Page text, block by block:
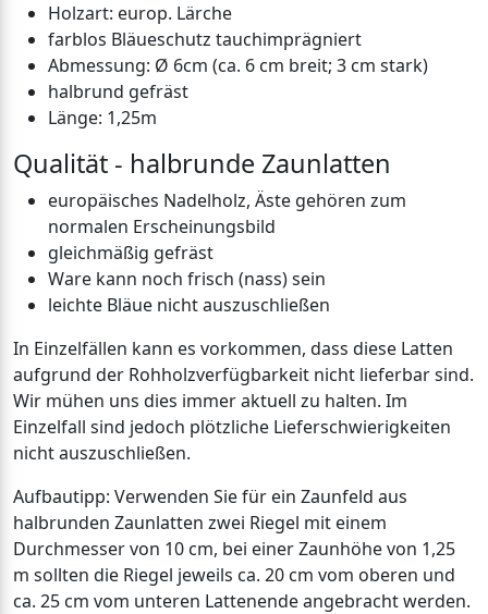
Holzart: europ. Lärche
farblos Bläueschutz tauchimprägniert
Abmessung: Ø 6cm (ca. 6 cm breit; 3 cm stark)
halbrund gefräst
Länge: 1,25m
Qualität - halbrunde Zaunlatten
europäisches Nadelholz, Äste gehören zum
normalen Erscheinungsbild
gleichmäßig gefräst
Ware kann noch frisch (nass) sein
leichte Bläue nicht auszuschließen
In Einzelfällen kann es vorkommen, dass diese Latten
aufgrund der Rohholzverfügbarkeit nicht lieferbar sind.
Wir mühen uns dies immer aktuell zu halten. Im
Einzelfall sind jedoch plötzliche Lieferschwierigkeiten
nicht auszuschließen.
Aufbautipp: Verwenden Sie für ein Zaunfeld aus
halbrunden Zaunlatten zwei Riegel mit einem
Durchmesser von 10 cm, bei einer Zaunhöhe von 1,25
m sollten die Riegel jeweils ca. 20 cm vom oberen und
ca. 25 cm vom unteren Lattenende angebracht werden.